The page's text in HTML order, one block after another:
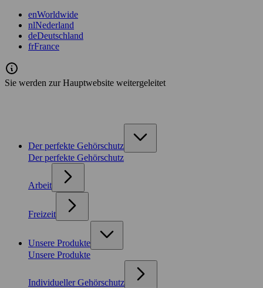
enWorldwide
nlNederland
deDeutschland
frFrance
Sie werden zur Hauptwebsite weitergeleitet
Der perfekte Gehörschutz
Der perfekte Gehörschutz
Arbeit
Freizeit
Unsere Produkte
Unsere Produkte
Individueller Gehörschutz